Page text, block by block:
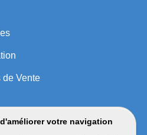
votre navigation
Vente